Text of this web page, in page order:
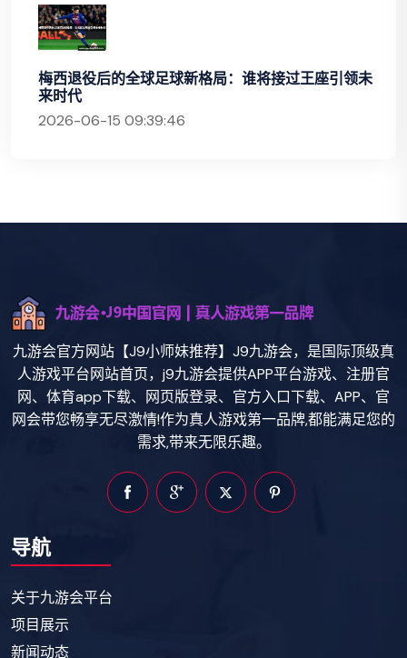
梅西退役后的全球足球新格局：谁将接过王座引领未
来时代
2026-06-15 09:39:46
九游会官方网站【J9小师妹推荐】J9九游会，是国际顶级真
人游戏平台网站首页，j9九游会提供APP平台游戏、注册官
网、体育app下载、网页版登录、官方入口下载、APP、官
网会带您畅享无尽激情!作为真人游戏第一品牌,都能满足您的
需求,带来无限乐趣。
导航
关于九游会平台
项目展示
新闻动态